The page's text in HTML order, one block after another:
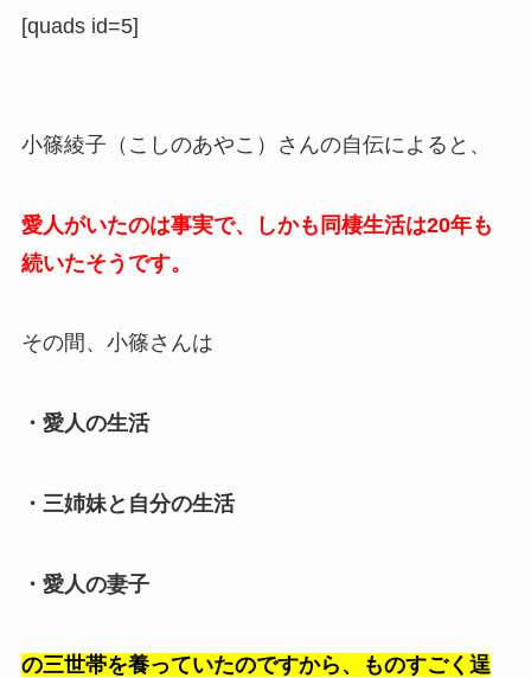
[quads id=5]
小篠綾子（こしのあやこ）さんの自伝によると、
愛人がいたのは事実で、
しかも同棲生活は20年も
続いたそうです。
その間、小篠さんは
・愛人の生活
・三姉妹と自分の生活
・愛人の妻子
の三世帯を養っていたのですから、ものすごく逞